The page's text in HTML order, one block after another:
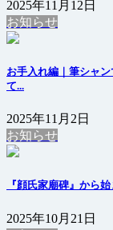
2025年11月12日
お知らせ
お手入れ編｜筆シャ
て...
2025年11月2日
お知らせ
『顔氏家廟碑』から
2025年10月21日